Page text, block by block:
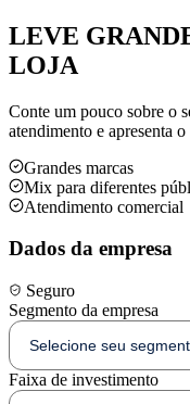
LEVE
LOJA
Conte um pouco sobre o
atendimento e apresenta
Grandes marcas
Mix para diferentes
Atendimento comercial
Dados da empresa
Seguro
Segmento da empresa
Faixa de investimento